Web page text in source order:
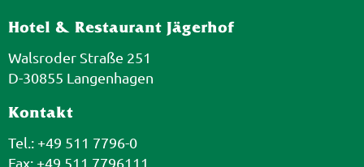
Hotel & Restaurant Jägerhof
Walsroder Straße 251
D-30855 Langenhagen
Kontakt
Tel.: +49 511 7796-0
Fax: +49 511 7796111